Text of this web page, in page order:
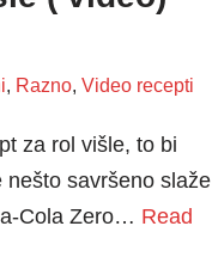
, Razno, Video recepti
za rol višle, to bi
nešto savršeno slaže
Cola Zero… Read